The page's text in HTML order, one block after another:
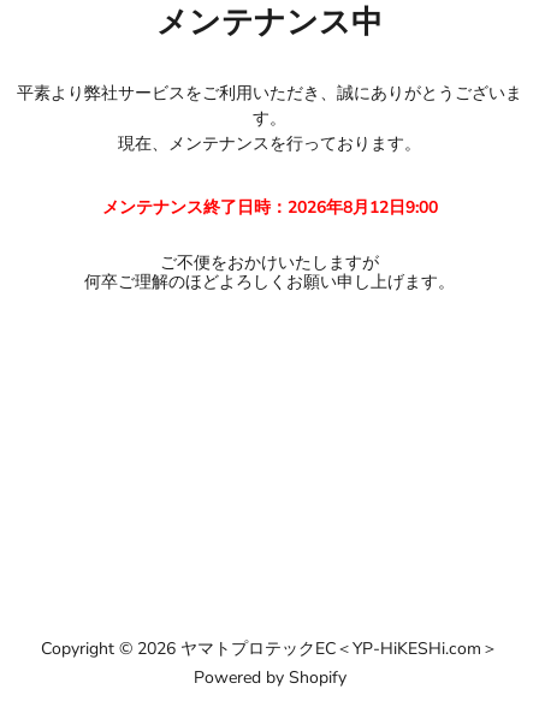
メンテナンス中
平素より弊社サービスをご利用いただき、誠にありがとうございま
す。
現在、メンテナンスを行っております。
メンテナンス終了日時：2026年8月12日9:00
ご不便をおかけいたしますが
何卒ご理解のほどよろしくお願い申し上げます。
Copyright © 2026 ヤマトプロテックEC＜YP-HiKESHi.com＞
Powered by Shopify